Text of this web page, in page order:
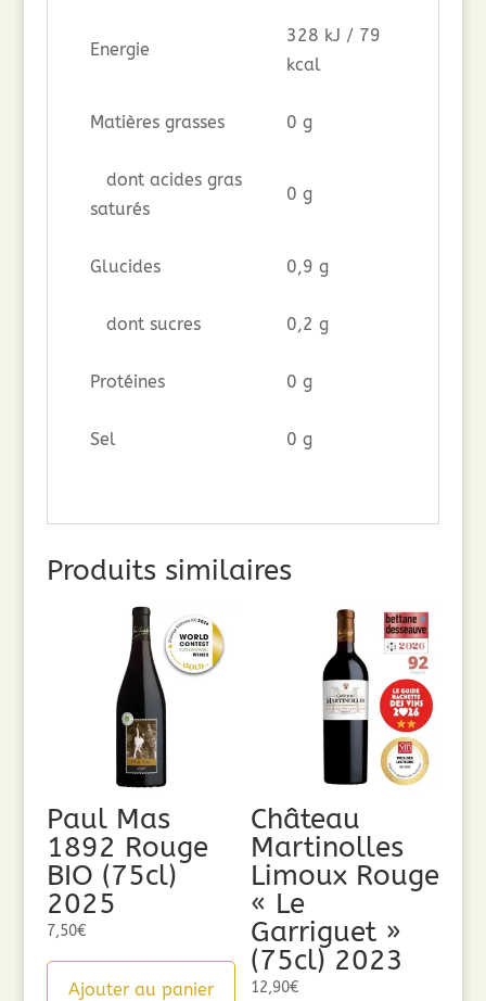
Energie
328 kJ / 79
kcal
Matières grasses 0 g
dont acides gras
saturés
0 g
Glucides 0,9 g
dont sucres 0,2 g
Protéines 0 g
Sel 0 g
Produits similaires
Paul Mas
1892 Rouge
BIO (75cl)
2025
7,50€
Ajouter au panier
Château
Martinolles
Limoux Rouge
« Le
Garriguet »
(75cl) 2023
12,90€